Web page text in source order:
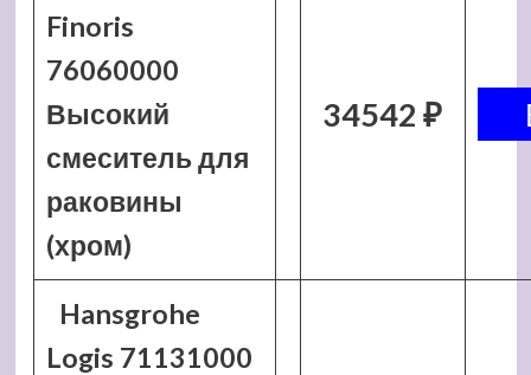
Finoris
76060000
Высокий
смеситель для
раковины
(хром)
34542 ₽
Hansgrohe
Logis 71131000